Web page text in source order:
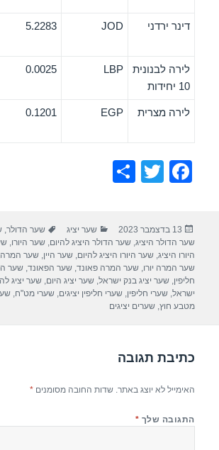
דינר ירדני JOD
5.2283
לירה לבנונית
10 יחידות
LBP
0.0025
לירה מצרית EGP
0.1201
F
e
b
o
o
T
er
e
פורסם
בתאריך
13 בדצמבר 2023 קטגוריות
שער יציג תגיות
שער הדולר,
שער הדולר היציג,שער הדולר היציג להיום,שער היורו,
היורו היציג,שער היורו היציג להיום,שער היין,שער המרה
שער המרה יורו,שער המרה פאונד,שער הפאונד,שער
חליפין,שער יציג בנק ישראל,שער יציג היום,שער יציג
ישראל,שערי חליפין,שערי חליפין יציגים,שערי מט"ח,
מטבע חוץ,שערים יציגים
כתיבת תגובה
האימייל לא יוצג באתר. שדות החובה מסומנים*
התגובה שלך *